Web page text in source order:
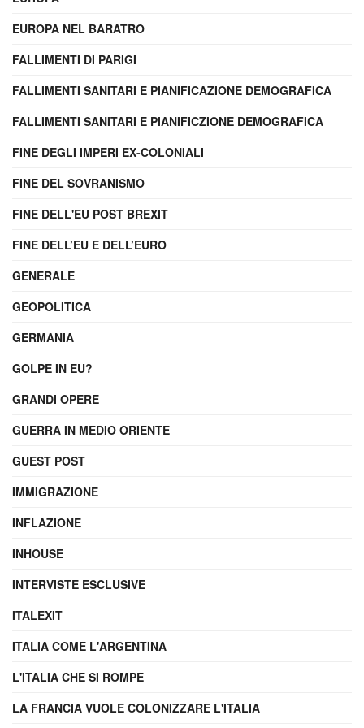
EUROPA NEL BARATRO
FALLIMENTI DI PARIGI
FALLIMENTI SANITARI E PIANIFICAZIONE DEMOGRAFICA
FALLIMENTI SANITARI E PIANIFICZIONE DEMOGRAFICA
FINE DEGLI IMPERI EX-COLONIALI
FINE DEL SOVRANISMO
FINE DELL'EU POST BREXIT
FINE DELL’EU E DELL’EURO
GENERALE
GEOPOLITICA
GERMANIA
GOLPE IN EU?
GRANDI OPERE
GUERRA IN MEDIO ORIENTE
GUEST POST
IMMIGRAZIONE
INFLAZIONE
INHOUSE
INTERVISTE ESCLUSIVE
ITALEXIT
ITALIA COME L'ARGENTINA
L'ITALIA CHE SI ROMPE
LA FRANCIA VUOLE COLONIZZARE L'ITALIA